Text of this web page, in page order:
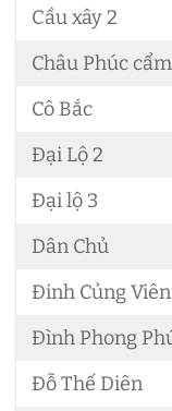
Cầu xây 2
Châu Phúc cẩm
Cô Bắc
Đại Lộ 2
Đại lộ 3
Dân Chủ
Đinh Củng Viên
Đình Phong
Đỗ Thế Diên